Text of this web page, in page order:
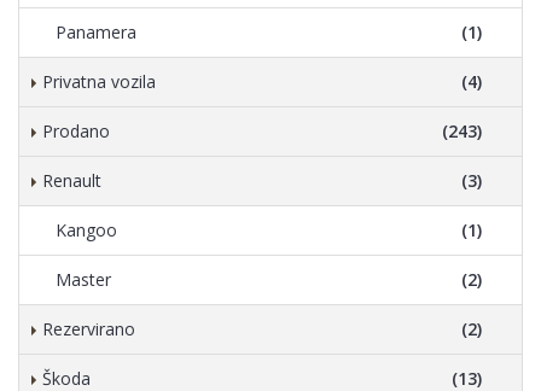
Panamera (1)
Privatna vozila (4)
Prodano (243)
Renault (3)
Kangoo (1)
Master (2)
Rezervirano (2)
Škoda (13)